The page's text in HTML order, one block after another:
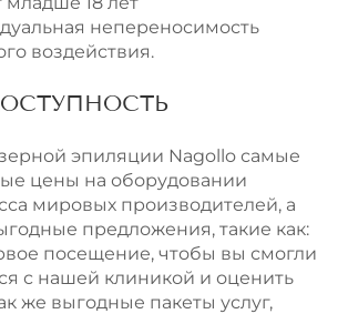
непереносимость
воздействия.
эпиляции Nagollo самые
цены на оборудовании
мировых производителей, а
предложения, такие как:
посещение, чтобы вы смогли
с нашей клиникой и оценить
же выгодные пакеты услуг,